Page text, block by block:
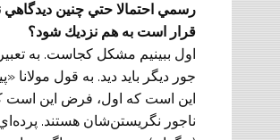
رسمي احتمالا حتي چنين ديدگاهي
قرار است به هم نزديك شود؟
اول ببينيم مشكل كجاست. به
جور ديگر بايد ديد. به قول
اين است كه اول، فرض اين است
ناجور نگريستن‌شان هستند.